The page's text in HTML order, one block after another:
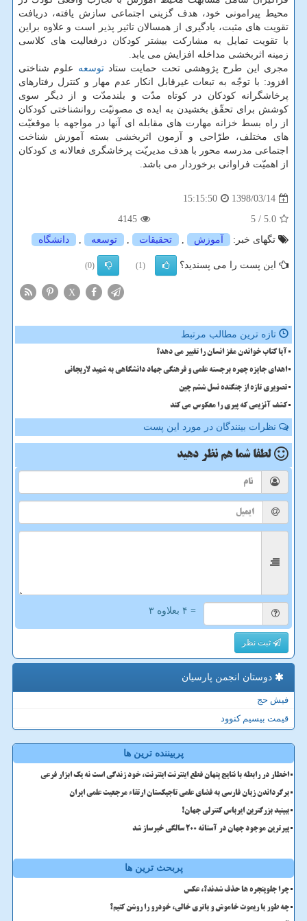
محیط پیرامونی خود، هدف گزینی اجتماعی سازش یافته، دریافت
تقویت های مثبت، یادگیری از همسالان تاثیر پذیر است و علاوه براین
با تقویت تمایل به مشاركت بیشتر كودكان درفعالیت های كلاسی
زمینه اثربخشی مداخله افزایش می یابد.
مجری این طرح پژوهشی تحت حمایت ستادتوسعه علوم شناختی
افزود: با توجّه به تبعات غیرقابل انكار عدم مهار و كنترل رفتارهای
پرخاشگرانه كودكان در كوتاه مدّت و بلندمدّت و از دیگر سوی
كوشش برای تحقّق بخشیدن به ایده ی مصونیّت روانشناختی كودكان
از راه بسط خزانه مهارت های مقابله ای آنها در مواجهه با موقعیّت
های مختلف، طرّاحی و آزمون اثربخشی بسته آموزش شناخت
اجتماعی مدرسه محور با هدف مدیریّت پرخاشگری فعالانه ی كودكان
از اهمیّت فراوانی برخوردار می باشد.
1398/03/14
15:15:50
5.0
/ 5
4145
تگهای خبر:
آموزش , تحقیقات , توسعه , دانشگاه
این پست را می پسندید؟ (1)
(0)
X
تازه ترین مطالب مرتبط
آیا کتاب خواندن مغز انسان را تغییر می دهد؟
اهدای جایزه چهره برجسته علمی و فرهنگی جهاد دانشگاهی به شهید لاریجانی
تصویری تازه از جنگنده نسل ششم چین
کشف آنزیمی که پیری را معکوس می کند
نظرات بینندگان در مورد این پست
لطفا شما هم نظر دهید
= ۴ بعلاوه ۳
ثبت نظر
دوستان انجمن پارسیان
فیش حج
قیمت بیسیم کنوود
پربیننده ترین ها
اخطار در رابطه با نتایج پنهان قطع اینترنت اینترنت، خود زندگی است نه یک ابزار فرعی
برگرداندن زبان فارسی به فضای علمی تاجیکستان ارتقاء مرجعیت علمی ایران
ببینید بزرگترین ایرباس کنترلی جهان!
پیرترین موجود جهان در آستانه ۲۰۰ سالگی خبرساز شد
پربحث ترین ها
چرا جلوپنجره ها حذف شدند؟، عکس
چه طور با ریموت خاموش و باتری خالی، خودرو را روشن کنیم؟